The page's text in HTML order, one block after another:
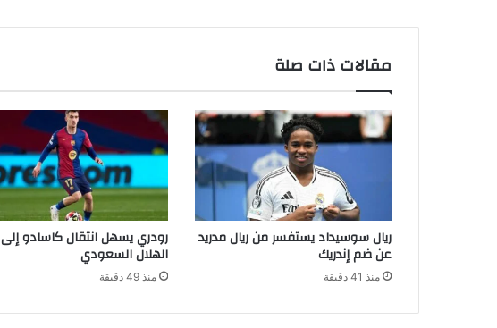
مقالات ذات صلة
ريال سوسيداد يستفسر من ريال مدريد
عن ضم إندريك
منذ 41 دقيقة
رودري يسهل انتقال كاسادو إلى
الهلال السعودي
منذ 49 دقيقة